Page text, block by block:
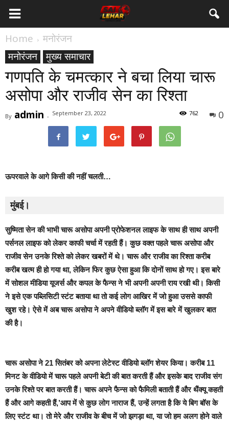
Home
मनोरंजन
मनोरंजन
मुख्य समाचार
गणपति के चमत्कार ने बचा लिया चारू
असोपा और राजीव सेन का रिश्ता
By admin - September 23, 2022 0
762
ऊपरवाले के आगे किसी की नहीं चलती…
मुंबई।
सुष्मिता सेन की भाभी चारू असोपा अपनी प्रोफेशनल लाइफ के साथ ही साथ अपनी
पर्सनल लाइफ को लेकर काफी चर्चा में रहती हैं। कुछ वक्त पहले चारू असोपा और
राजीव सेन उनके रिश्ते को लेकर खबरों में थे। चारू और राजीव का रिश्ता करीब
करीब खत्म ही हो गया था, लेकिन फिर कुछ ऐसा हुआ कि दोनों साथ हो गए। इस बारे
में सोशल मीडिया यूजर्स और कपल के फैन्स ने भी अपनी अपनी राय रखी थी। किसी
ने इसे एक पब्लिसिटी स्टंट बताया था तो कई लोग आखिर में जो हुआ उससे काफी
खुश रहे। ऐसे में अब चारू असोपा ने अपने वीडियो ब्लॉग में इस बारे में खुलकर बात
की है।
चारू असोपा ने 21 सितंबर को अपना लेटेस्ट वीडियो ब्लॉग शेयर किया। करीब 11
मिनट के वीडियो में चारू पहले अपनी बेटी की बात करती हैं और इसके बाद राजीव संग
उनके रिश्ते पर बात करती हैं। चारू अपने फैन्स को फैमिली बताती हैं और थैंक्यू कहती
हैं और आगे कहती हैं,’आप में से कुछ लोग नाराज हैं, उन्हें लगता है कि ये बिग बॉस के
लिए स्टंट था। तो मेरे और राजीव के बीच में जो झगड़ा था, या जो हम अलग होने वाले